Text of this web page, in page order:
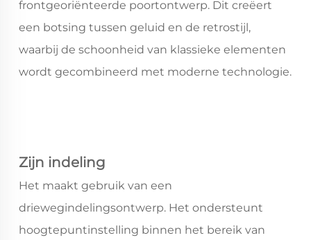
frontgeoriënteerde poortontwerp. Dit creëert
een botsing tussen geluid en de retrostijl,
waarbij de schoonheid van klassieke elementen
wordt gecombineerd met moderne technologie.
Zijn indeling
Het maakt gebruik van een
driewegindelingsontwerp. Het ondersteunt
hoogtepuntinstelling binnen het bereik van